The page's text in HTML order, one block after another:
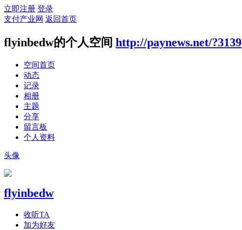
立即注册 登录
支付产业网 返回首页
flyinbedw的个人空间 http://paynews.net/?3139
空间首页
动态
记录
相册
主题
分享
留言板
个人资料
头像
flyinbedw
收听TA
加为好友